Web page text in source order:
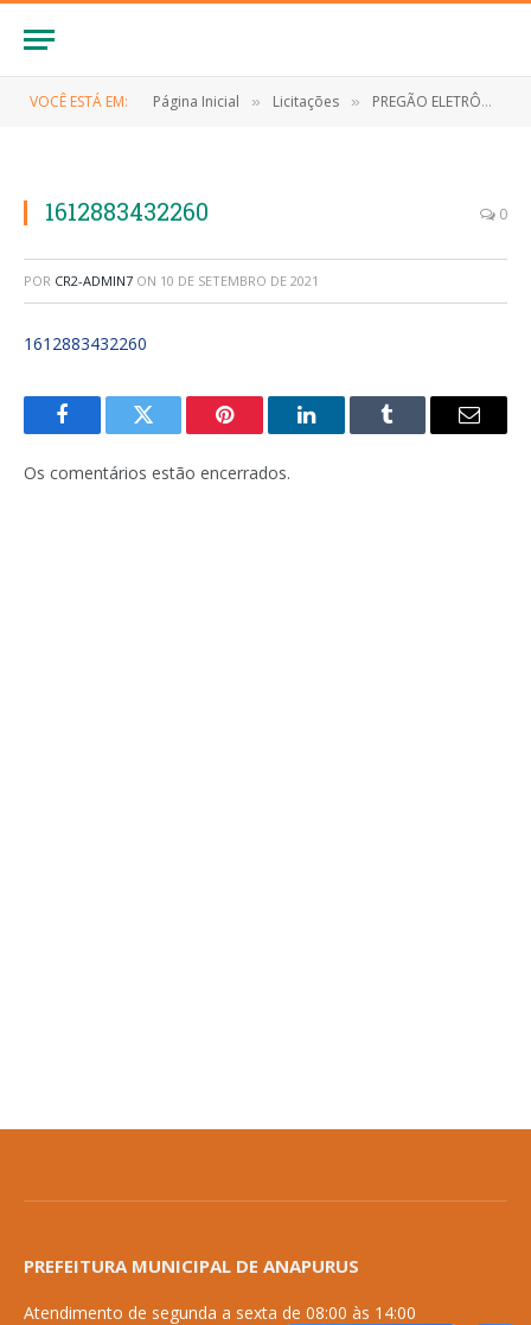
VOCÊ ESTÁ EM: Página Inicial » Licitações » PREGÃO ELETRÔNICO Nº 006/2021-SRP (EVENTUAL CONTRATAÇÃO DE PESSOA JURÍDICA PARA FORNECIMENTO DE GÊNEROS ALIMENTÍCIOS PERICÍVEIS E NÃO PERICÍVEIS)
1612883432260 0
POR CR2-ADMIN7 ON 10 DE SETEMBRO DE 2021
1612883432260
FacebookTwitter Pinterest LinkedInTumblr
E-
Os comentários estão encerrados.
PREFEITURA MUNICIPAL DE ANAPURUS
Atendimento de segunda a sexta de 08:00 às 14:00